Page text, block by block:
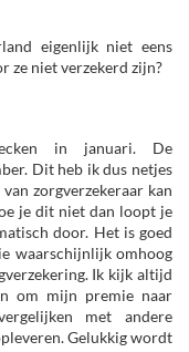
eigenlijk niet eens
ze niet verzekerd zijn?
in januari. De
Dit heb ik dus netjes
zorgverzekeraar kan
je dit niet dan loopt je
door. Het is goed
waarschijnlijk omhoog
Ik kijk altijd
om mijn premie naar
met andere
Gelukkig wordt